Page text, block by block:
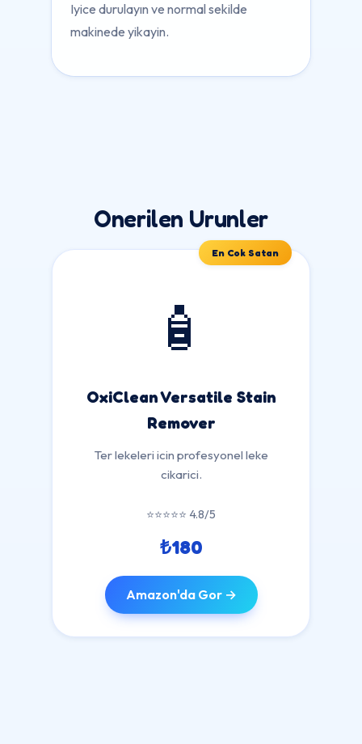
Iyice durulayın ve normal sekilde
makinede yikayin.
Onerilen Urunler
En Cok Satan
🧴
OxiClean Versatile Stain
Remover
Ter lekeleri icin profesyonel leke
cikarici.
⭐⭐⭐⭐⭐ 4.8/5
₺180
Amazon'da Gor →